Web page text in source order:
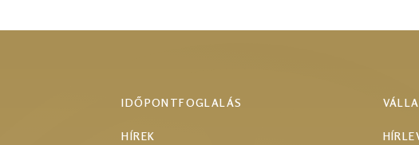
IDŐPONTFOGLALÁS
HÍREK